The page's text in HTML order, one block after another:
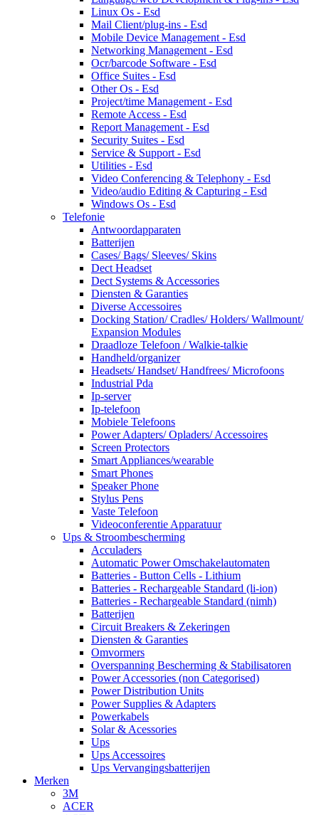
Linux Os - Esd
Mail Client/plug-ins - Esd
Mobile Device Management - Esd
Networking Management - Esd
Ocr/barcode Software - Esd
Office Suites - Esd
Other Os - Esd
Project/time Management - Esd
Remote Access - Esd
Report Management - Esd
Security Suites - Esd
Service & Support - Esd
Utilities - Esd
Video Conferencing & Telephony - Esd
Video/audio Editing & Capturing - Esd
Windows Os - Esd
Telefonie
Antwoordapparaten
Batterijen
Cases/ Bags/ Sleeves/ Skins
Dect Headset
Dect Systems & Accessories
Diensten & Garanties
Diverse Accessoires
Docking Station/ Cradles/ Holders/ Wallmount/
Expansion Modules
Draadloze Telefoon / Walkie-talkie
Handheld/organizer
Headsets/ Handset/ Handfrees/ Microfoons
Industrial Pda
Ip-server
Ip-telefoon
Mobiele Telefoons
Power Adapters/ Opladers/ Accessoires
Screen Protectors
Smart Appliances/wearable
Smart Phones
Speaker Phone
Stylus Pens
Vaste Telefoon
Videoconferentie Apparatuur
Ups & Stroombescherming
Acculaders
Automatic Power Omschakelautomaten
Batteries - Button Cells - Lithium
Batteries - Rechargeable Standard (li-ion)
Batteries - Rechargeable Standard (nimh)
Batterijen
Circuit Breakers & Zekeringen
Diensten & Garanties
Omvormers
Overspanning Bescherming & Stabilisatoren
Power Accessories (non Categorised)
Power Distribution Units
Power Supplies & Adapters
Powerkabels
Solar & Acessories
Ups
Ups Accessoires
Ups Vervangingsbatterijen
Merken
3M
ACER